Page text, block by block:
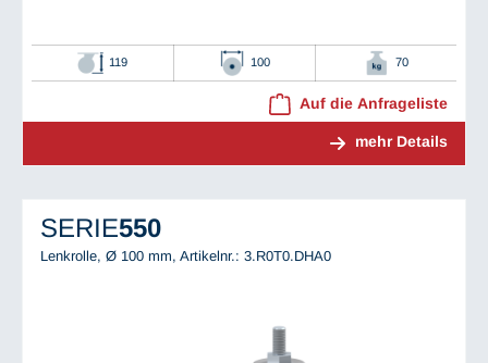
119 100 70
Auf die Anfrageliste
mehr Details
SERIE550
Lenkrolle, Ø 100 mm, Artikelnr.: 3.R0T0.DHA0